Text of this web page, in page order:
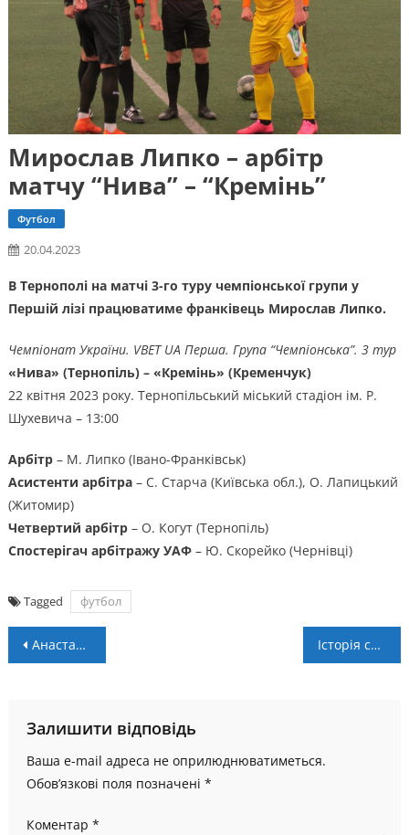
Мирослав Липко – арбітр
матчу “Нива” – “Кремінь”
Футбол
20.04.2023
В Тернополі на матчі 3-го туру чемпіонської групи у
Першій лізі працюватиме франківець Мирослав Липко.
Чемпіонат України. VBET UA Перша. Група “Чемпіонська”. 3 тур
«Нива» (Тернопіль) – «Кремінь» (Кременчук)
22 квітня 2023 року. Тернопільський міський стадіон ім. Р.
Шухевича – 13:00
Арбітр – М. Липко (Івано-Франківськ)
Асистенти арбітра– С. Старча (Київська обл.), О. Лапицький
(Житомир)
Четвертий арбітр– О. Когут (Тернопіль)
Спостерігач арбітражу УАФ – Ю. Скорейко (Чернівці)
Tagged футбол
Навігація
Анастасія Романюк працюватиме на матчі лідерів жіночої Вищої ліги Історія створення суші. Що відомо Arasaka sushi
Залишити відповідь
Ваша e-mail адреса не оприлюднюватиметься.
Обов’язкові поля позначені *
Коментар *